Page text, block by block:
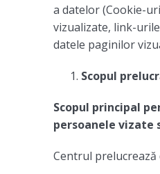
a datelor (Cookie-
vizualizate, link-
datele paginilor
Scopul
Scopul principal
persoanele vizate
Centrul